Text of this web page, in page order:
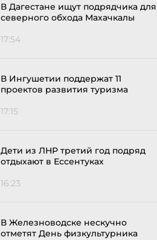
В Дагестане ищут подрядчика для
северного обхода Махачкалы
17:54
В Ингушетии поддержат 11
проектов развития туризма
17:15
Дети из ЛНР третий год подряд
отдыхают в Ессентуках
16:23
В Железноводске нескучно
отметят День физкультурника